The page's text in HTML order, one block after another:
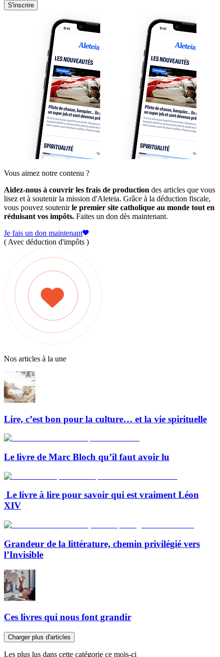
S'inscrire
Vous aimez notre contenu ?
Aidez-nous à couvrir les frais de production des articles que vous
lisez et à soutenir la mission d'Aleteia. Grâce à la déduction fiscale,
vous pouvez soutenirle premier site catholique au monde tout en
réduisant vos impôts. Faites un don dès maintenant.
Je fais un don maintenant
( Avec déduction d'impôts )
Nos articles à la une
Lire, c’est bon pour la culture… et la vie spirituelle
Le livre de Marc Bloch qu’il faut avoir lu
Le livre à lire pour savoir qui est vraiment Léon
XIV
Grandeur de la littérature, chemin privilégié vers
l’Invisible
Ces livres qui nous font grandir
Charger plus d'articles
Les plus lus dans cette catégorie ce mois-ci